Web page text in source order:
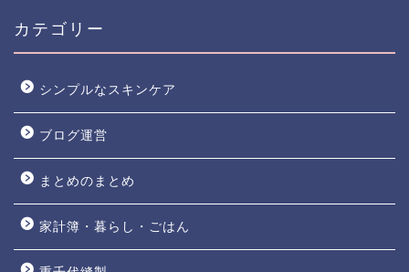
カテゴリー
シンプルなスキンケア
ブログ運営
まとめのまとめ
家計簿・暮らし・ごはん
web shop